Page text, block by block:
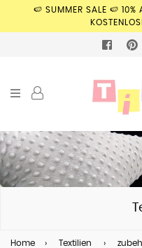
🍉 SUMMER SALE 🍉 10%
Home › Textilien ›